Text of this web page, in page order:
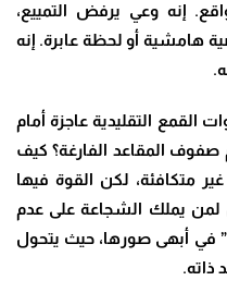
إنه وعي يرفض التمييع،
هامشية أو لحظة عابرة. إنه
.
القمع التقليدية عاجزة أمام
المقاعد الفارغة؟ كيف
متكافئة، لكن القوة فيها
يملك الشجاعة على عدم
في أبهى صورها، حيث يتحول
ذاته.